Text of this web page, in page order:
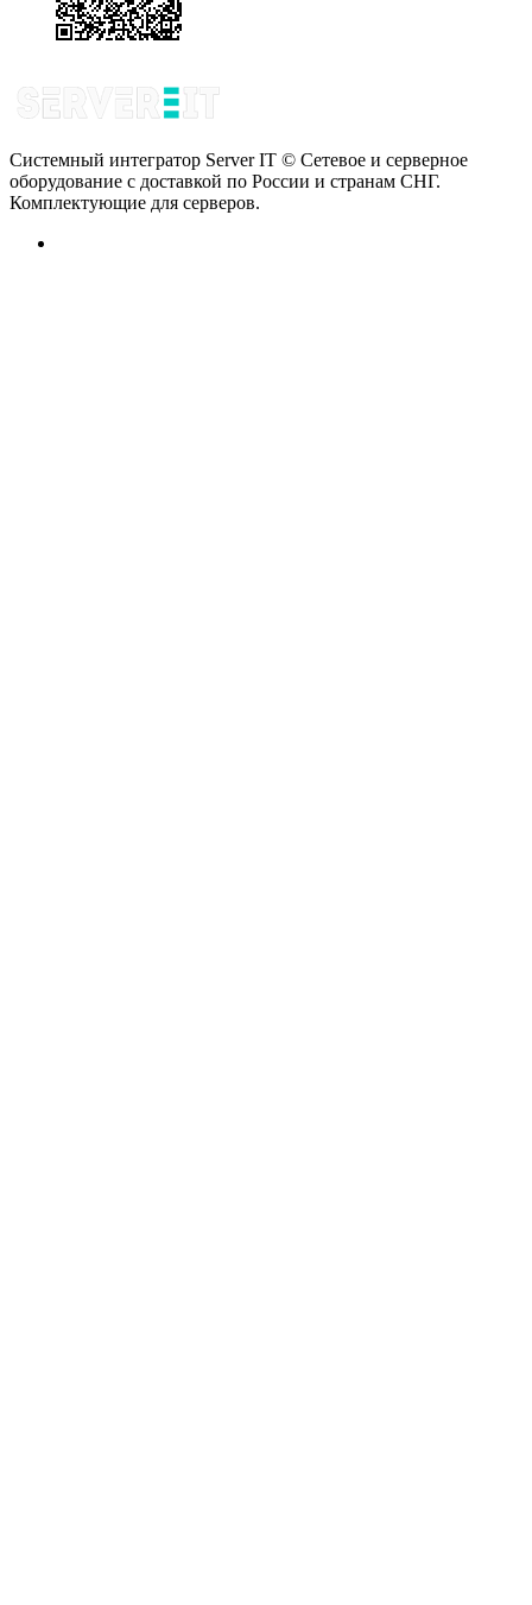
Системный интегратор Server IT © Сетевое и серверное
оборудование с доставкой по России и странам СНГ.
Комплектующие для серверов.